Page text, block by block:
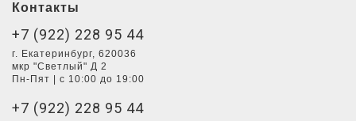
Контакты
+7 (922) 228 95 44
г. Екатеринбург, 620036
мкр "Светлый" Д 2
Пн-Пят | с 10:00 до 19:00
+7 (922) 228 95 44